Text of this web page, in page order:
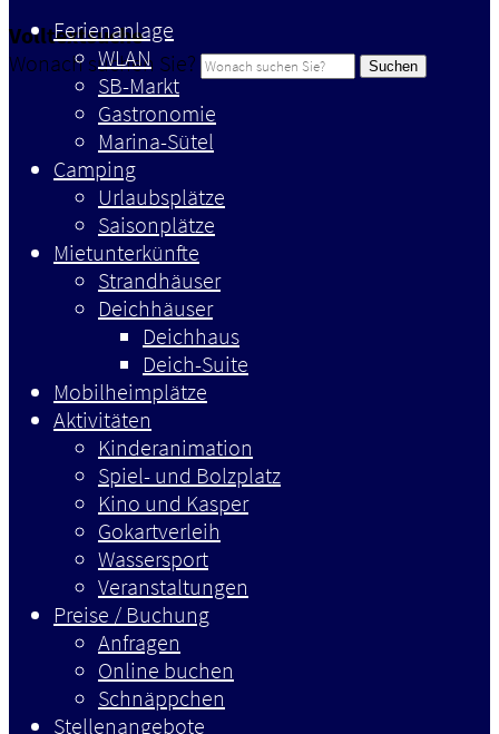
Volltextsuche
Wonach suchen Sie?
Suchen
Ferienanlage
WLAN
SB-Markt
Gastronomie
Marina-Sütel
Camping
Urlaubsplätze
Saisonplätze
Mietunterkünfte
Strandhäuser
Deichhäuser
Deichhaus
Deich-Suite
Mobilheimplätze
Aktivitäten
Kinderanimation
Spiel- und Bolzplatz
Kino und Kasper
Gokartverleih
Wassersport
Veranstaltungen
Preise / Buchung
Anfragen
Online buchen
Schnäppchen
Stellenangebote